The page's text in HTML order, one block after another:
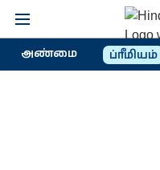
அண்மை ப்ரீமியம்